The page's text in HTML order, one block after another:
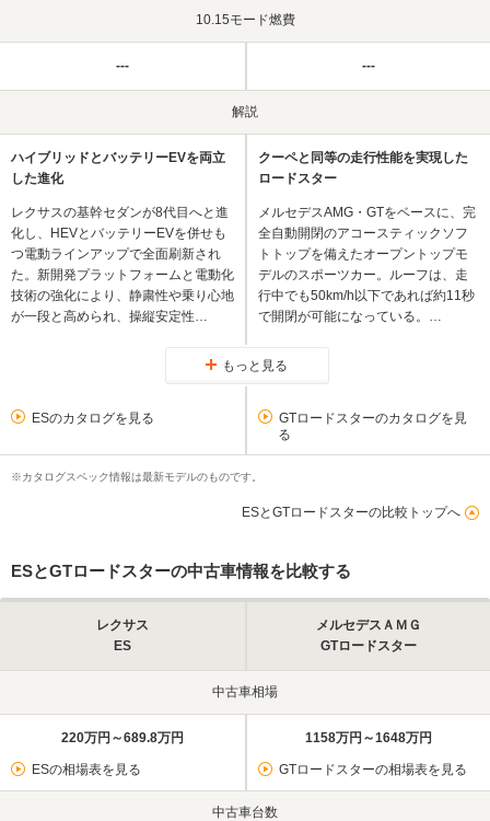
10.15モード燃費
--- ---
解説
ハイブリッドとバッテリーEVを両立
した進化
レクサスの基幹セダンが8代目へと進
化し、HEVとバッテリーEVを併せも
つ電動ラインアップで全面刷新され
た。新開発プラットフォームと電動化
技術の強化により、静粛性や乗り心地
が一段と高められ、操縦安定性…
クーペと同等の走行性能を実現した
ロードスター
メルセデスAMG・GTをベースに、完
全自動開閉のアコースティックソフ
トトップを備えたオープントップモ
デルのスポーツカー。ルーフは、走
行中でも50km/h以下であれば約11秒
で開閉が可能になっている。…
もっと見る
ESのカタログを見る
GTロードスターのカタログを見
る
※カタログスペック情報は最新モデルのものです。
ESとGTロードスターの比較トップへ
ESとGTロードスターの中古車情報を比較する
レクサス
ES
メルセデスＡＭＧ
GTロードスター
中古車相場
220万円～689.8万円
ESの相場表を見る
1158万円～1648万円
GTロードスターの相場表を見る
中古車台数